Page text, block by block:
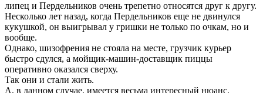
липец и Пердельников очень трепетно относятся друг к другу.
Несколько лет назад, когда Пердельников еще не двинулся
кукушкой, он выигрывал у гришки не только по очкам, но и
вообще.
Однако, шизофрения не стояла на месте, грузчик курьер
быстро сдулся, а мойщик-машин-доставщик пиццы
оперативно оказался сверху.
Так они и стали жить.
А, в данном случае, имеется весьма интересный нюанс.